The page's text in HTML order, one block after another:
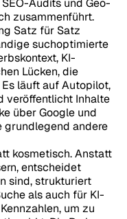
Audits und Geo-
zusammenführt.
Satz für Satz
suchoptimierte
KI-
Lücken, die
läuft auf Autopilot,
veröffentlicht Inhalte
über Google und
grundlegend andere
kosmetisch. Anstatt
entscheidet
sind, strukturiert
als auch für KI-
um zu